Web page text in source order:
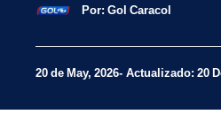
Por: Gol Caracol
20 de May, 2026 Actualizado: 20